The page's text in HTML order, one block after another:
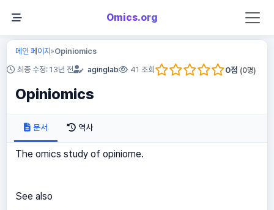
Omics.org
메인 페이지»Opiniomics
최종 수정: 13년 전 aginglab 41 조회 0점 (0명)
Opiniomics
문서 역사
The omics study of opiniome.
See also